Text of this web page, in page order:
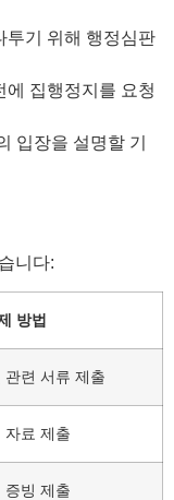
투기 위해 행정심판
에 집행정지를 요청
입장을 설명할 기
니다:
방법
관련 서류 제출
자료 제출
증빙 제출